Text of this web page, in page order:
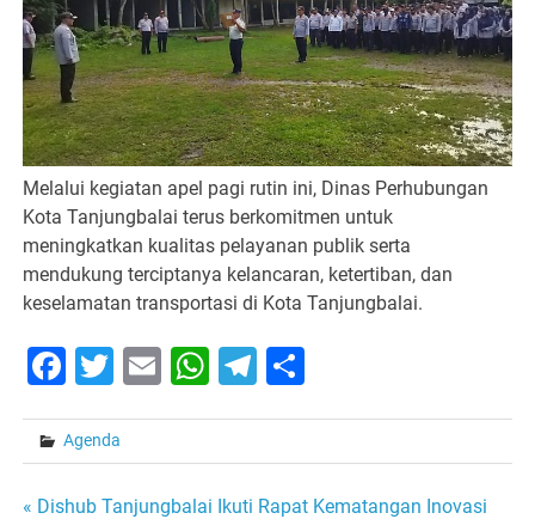
Melalui kegiatan apel pagi rutin ini, Dinas Perhubungan
Kota Tanjungbalai terus berkomitmen untuk
meningkatkan kualitas pelayanan publik serta
mendukung terciptanya kelancaran, ketertiban, dan
keselamatan transportasi di Kota Tanjungbalai.
Facebook
Twitter
EmailWhatsApp
Telegram
Agenda
« Dishub Tanjungbalai Ikuti Rapat Kematangan Inovasi